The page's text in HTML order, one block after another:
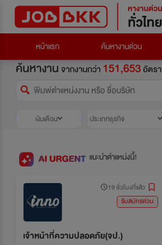
หน้าแรก
ค้นหางานด่วน
ค้นหางาน จากงานกว่า 151,653อัตรา
เงินเดือน ประเภทธุรกิจ
แนะนำตำแหน่งนี้!
19 ชั่วโมงที่แล้ว
รับสมัครด่วน
เจ้าหน้าที่ความปลอดภัย(จป.)